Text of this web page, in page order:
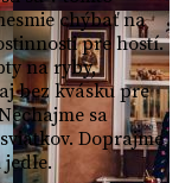
chýbať na
pre hostí.
na ryby,
bez kvásku pre
sa
Doprajme